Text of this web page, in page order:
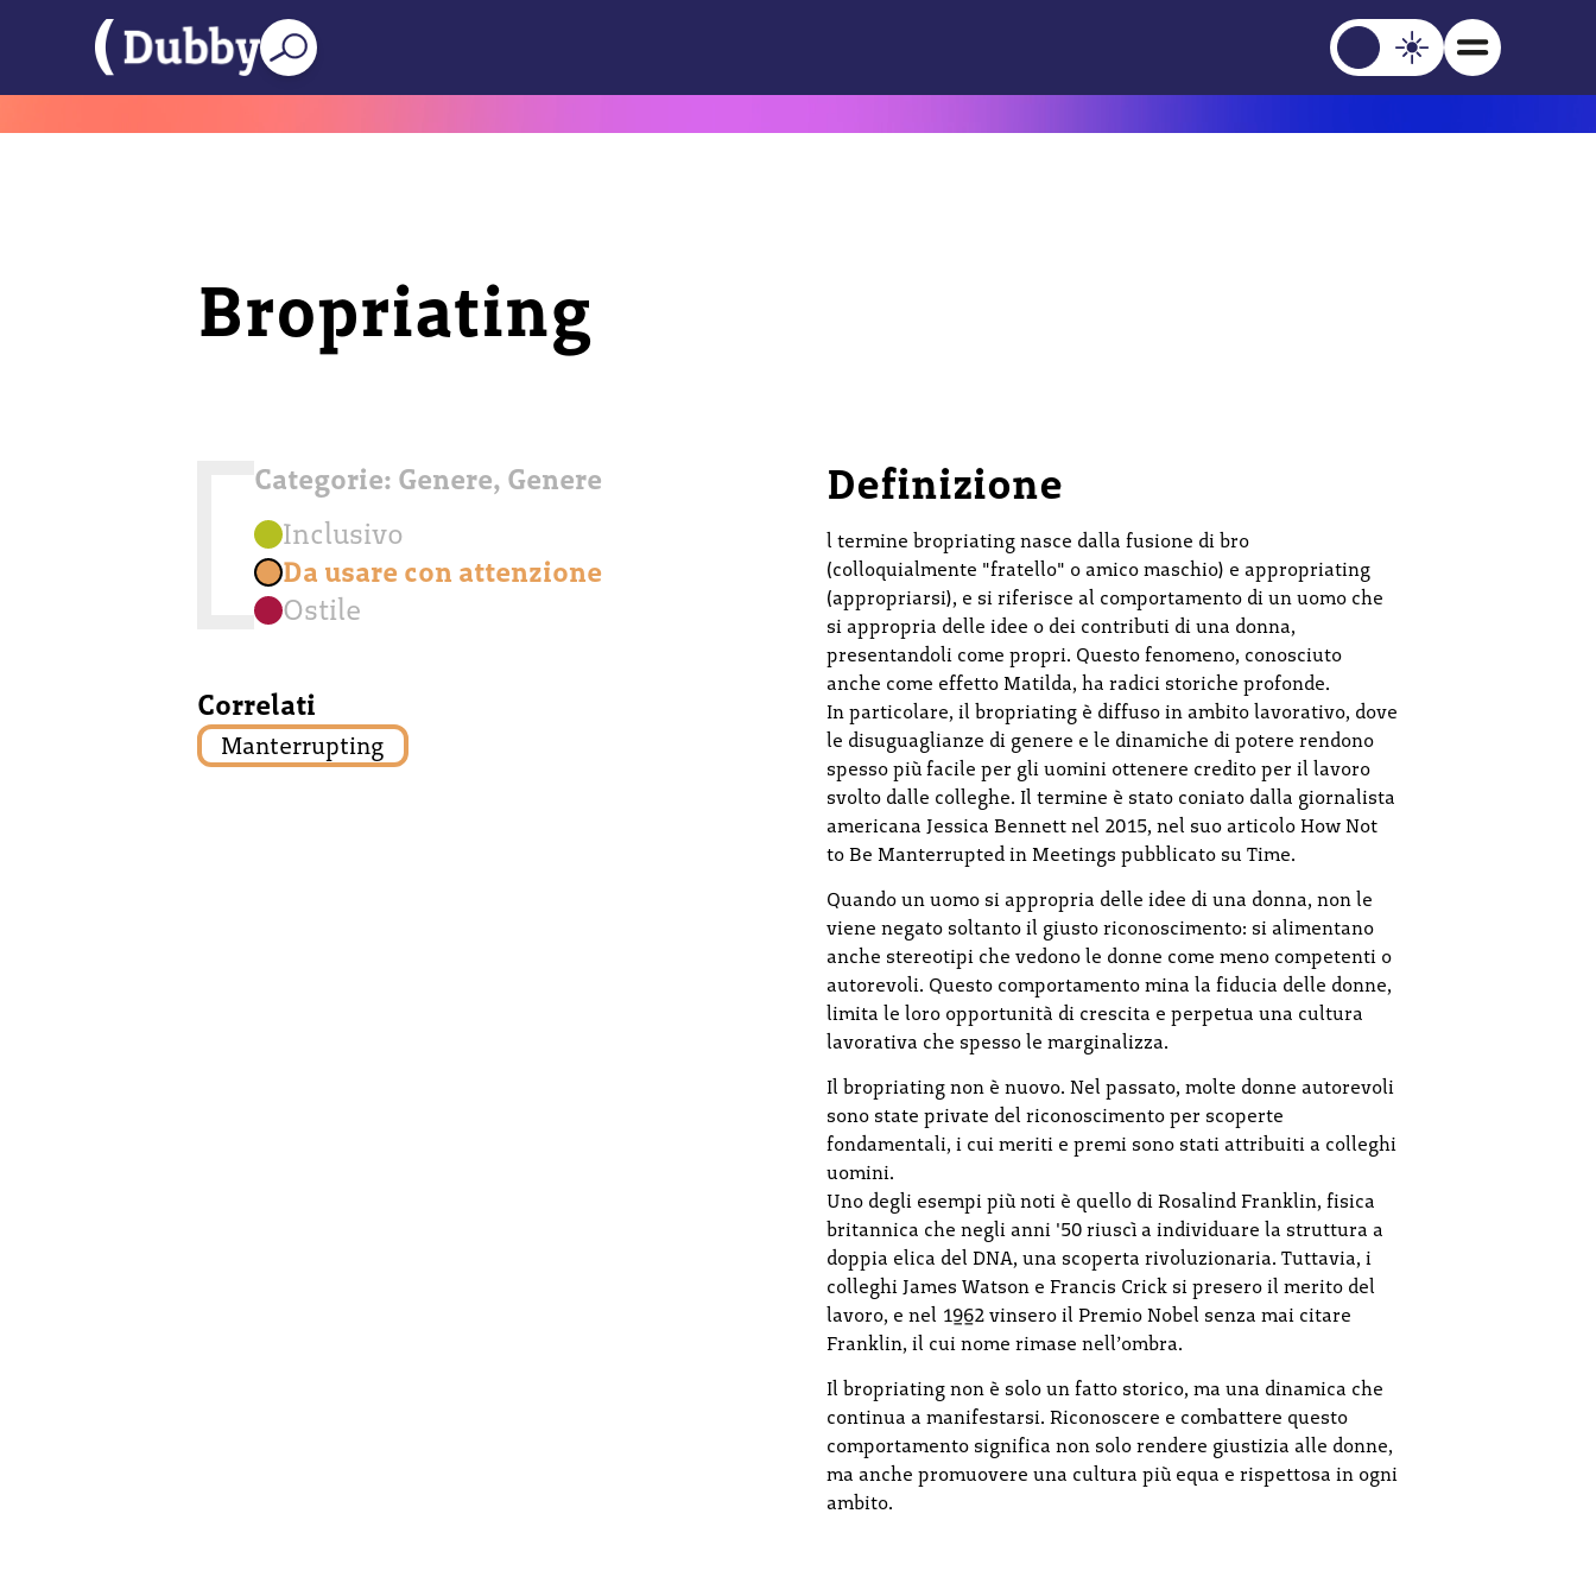
Bropriating
Categorie: Genere, Genere
Inclusivo
Da usare con attenzione
Ostile
Definizione
l termine bropriating nasce dalla fusione di bro
(colloquialmente "fratello" o amico maschio) e appropriating
(appropriarsi), e si riferisce al comportamento di un uomo che
si appropria delle idee o dei contributi di una donna,
presentandoli come propri. Questo fenomeno, conosciuto
anche come effetto Matilda, ha radici storiche profonde.
In particolare, il bropriating è diffuso in ambito lavorativo, dove
le disuguaglianze di genere e le dinamiche di potere rendono
spesso più facile per gli uomini ottenere credito per il lavoro
svolto dalle colleghe. Il termine è stato coniato dalla giornalista
americana Jessica Bennett nel 2015, nel suo articolo How Not
to Be Manterrupted in Meetings pubblicato su Time.
Quando un uomo si appropria delle idee di una donna, non le
viene negato soltanto il giusto riconoscimento: si alimentano
anche stereotipi che vedono le donne come meno competenti o
autorevoli. Questo comportamento mina la fiducia delle donne,
limita le loro opportunità di crescita e perpetua una cultura
lavorativa che spesso le marginalizza.
Il bropriating non è nuovo. Nel passato, molte donne autorevoli
sono state private del riconoscimento per scoperte
fondamentali, i cui meriti e premi sono stati attribuiti a colleghi
uomini.
Uno degli esempi più noti è quello di Rosalind Franklin, fisica
britannica che negli anni '50 riuscì a individuare la struttura a
doppia elica del DNA, una scoperta rivoluzionaria. Tuttavia, i
colleghi James Watson e Francis Crick si presero il merito del
lavoro, e nel 1962 vinsero il Premio Nobel senza mai citare
Franklin, il cui nome rimase nell’ombra.
Il bropriating non è solo un fatto storico, ma una dinamica che
continua a manifestarsi. Riconoscere e combattere questo
comportamento significa non solo rendere giustizia alle donne,
ma anche promuovere una cultura più equa e rispettosa in ogni
ambito.
Correlati
Manterrupting